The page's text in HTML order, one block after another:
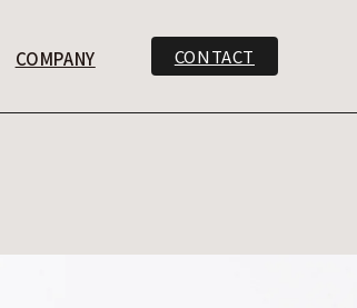
COMPANY CONTACT